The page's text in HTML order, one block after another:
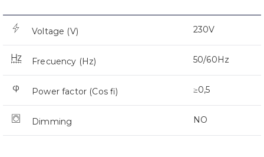
Voltage (V) 230V
Frecuency (Hz) 50/60Hz
Power factor (Cos fi) ≥0,5
Dimming NO